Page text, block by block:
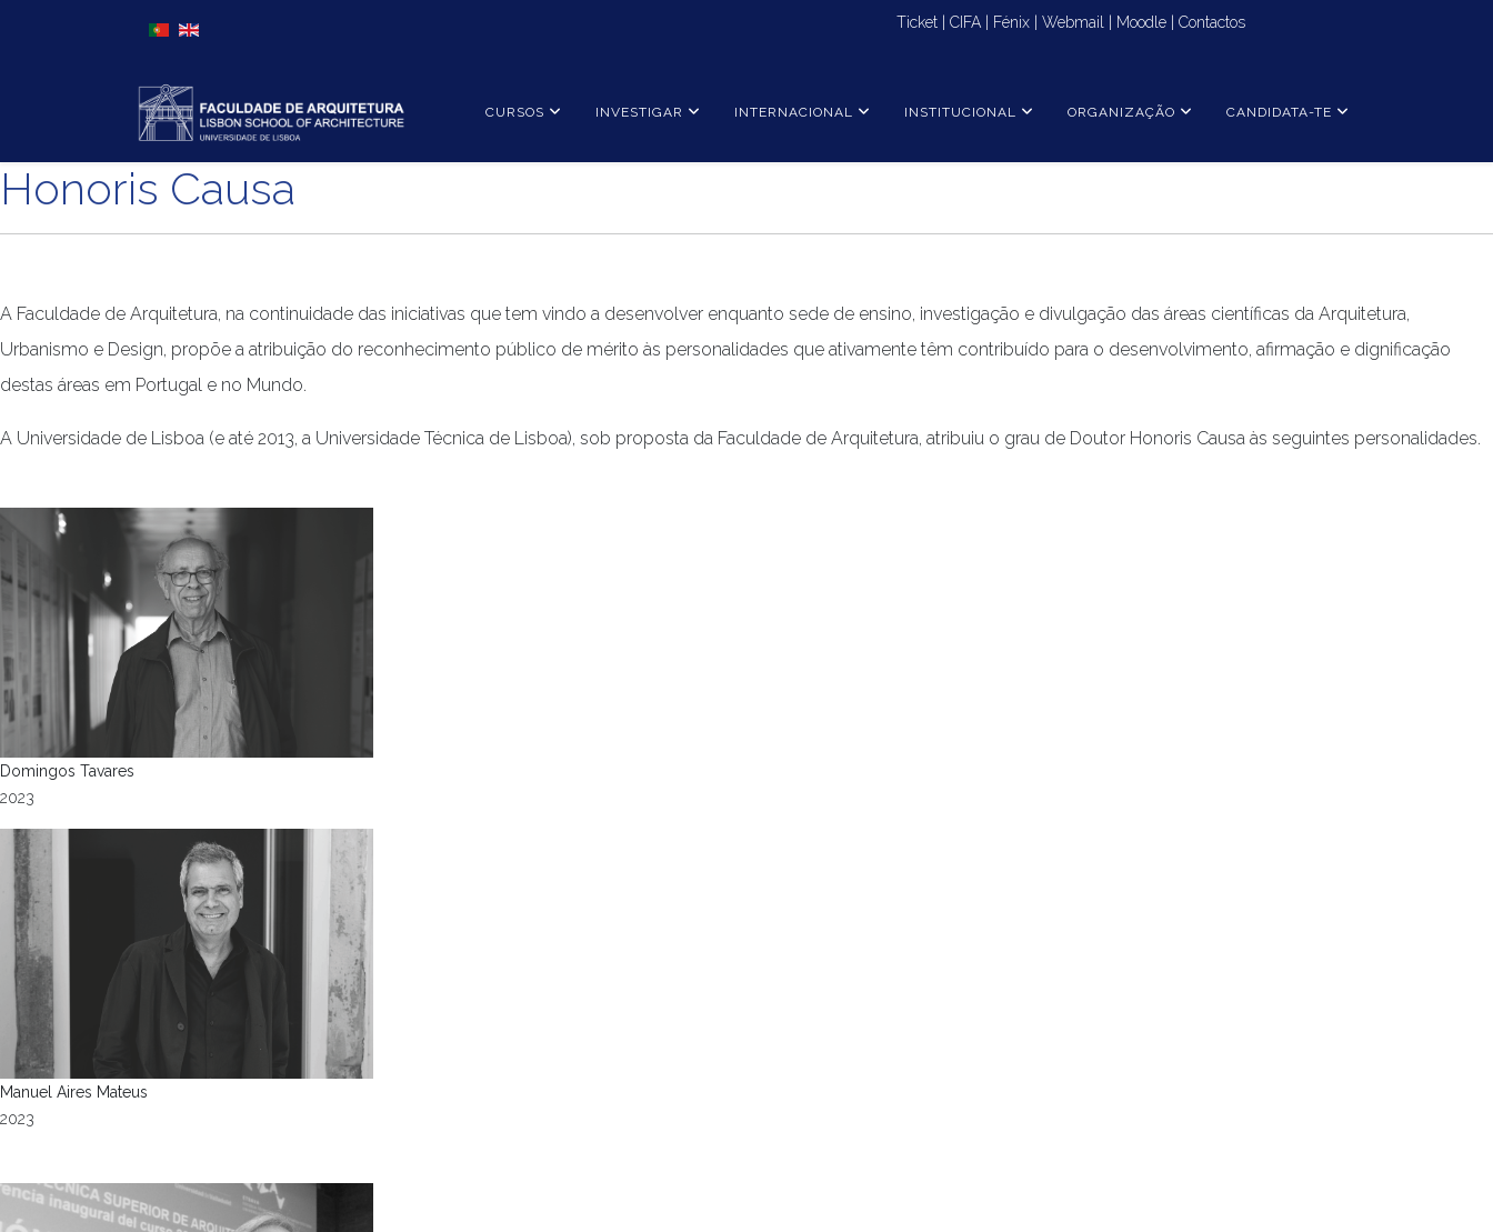
Escolha o seu idioma Ticket CIFA Fénix Webmail Moodle Contactos
CURSOS INVESTIGAR INTERNACIONAL INSTITUCIONAL ORGANIZAÇÃO CANDIDATA-TE
Honoris Causa
A Faculdade de Arquitetura, na continuidade das iniciativas que tem vindo a desenvolver enquanto sede de ensino, investigação e divulgação das áreas científicas da Arquitetura,
Urbanismo e Design, propõe a atribuição do reconhecimento público de mérito às personalidades que ativamente têm contribuído para o desenvolvimento, afirmação e dignificação
destas áreas em Portugal e no Mundo.
A Universidade de Lisboa (e até 2013, a Universidade Técnica de Lisboa), sob proposta da Faculdade de Arquitetura, atribuiu o grau de Doutor Honoris Causa às seguintes personalidades.
Domingos Tavares
2023
Manuel Aires Mateus
2023